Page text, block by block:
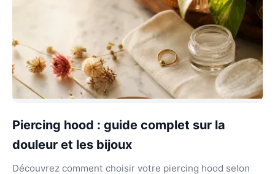
Piercing hood : guide complet sur la
douleur et les bijoux
Découvrez comment choisir votre piercing hood selon